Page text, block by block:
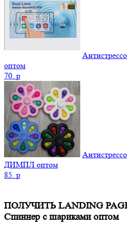
оптом
70. p
ДИМПЛ оптом
85. p
ПОЛУЧИТЬ LANDING
Спиннер с шариками оптом